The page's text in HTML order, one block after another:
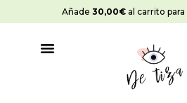
al
Añade 30,00€ al carrito para